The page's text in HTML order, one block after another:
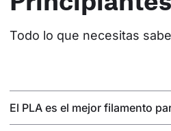
Todo lo que necesitas
El PLA es el mejor filamento